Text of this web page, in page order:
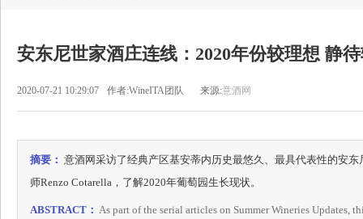
安东尼世家酒庄连线：2020年份较理想 静
2020-07-21 10:29:07 作者:WineITA团队 来源:意酒网
摘要： 意酒网采访了经典产区基安蒂内历史最悠久、最具代表性的安
师Renzo Cotarella，了解2020年葡萄园生长现状。
ABSTRACT： As part of the serial articles on Summer Wineries Updates,